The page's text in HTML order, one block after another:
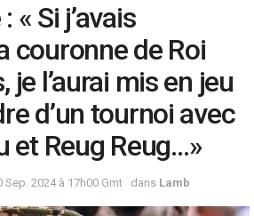
« Si j’avais
couronne de Roi
je l’aurai mis en jeu
d’un tournoi avec
et Reug Reug…»
2024 à 17h00 Gmt dans Lamb